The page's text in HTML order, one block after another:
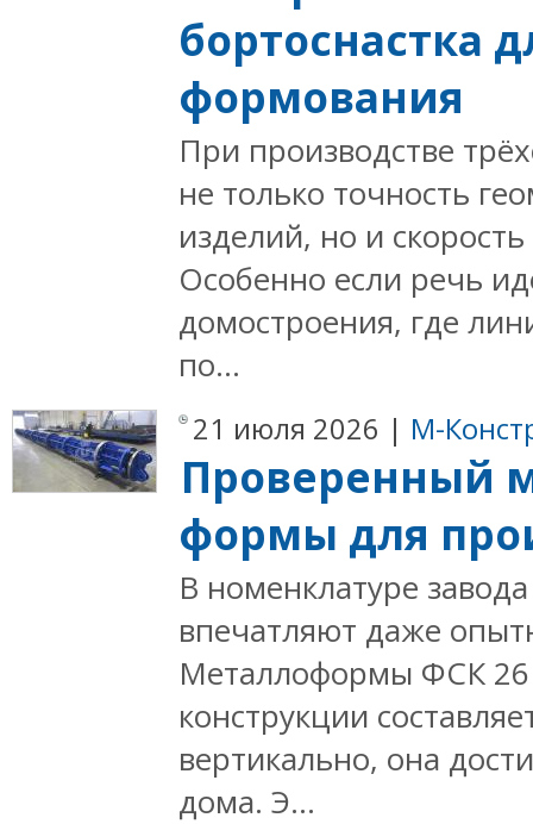
бортоснастка
формования
При производстве
не только точность
изделий, но и
Особенно если речь
домостроения, где
по...
21 июля 2026 | М-
Проверенный
формы для
В номенклатуре
впечатляют даже
Металлоформы ФСК
конструкции
вертикально, она
дома. Э...